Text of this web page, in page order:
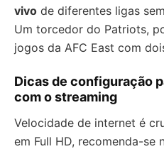
vivo de diferentes ligas
Um torcedor do Patriots,
jogos da AFC East com
Dicas de configuração
com o streaming
Velocidade de internet é
em Full HD, recomenda-se